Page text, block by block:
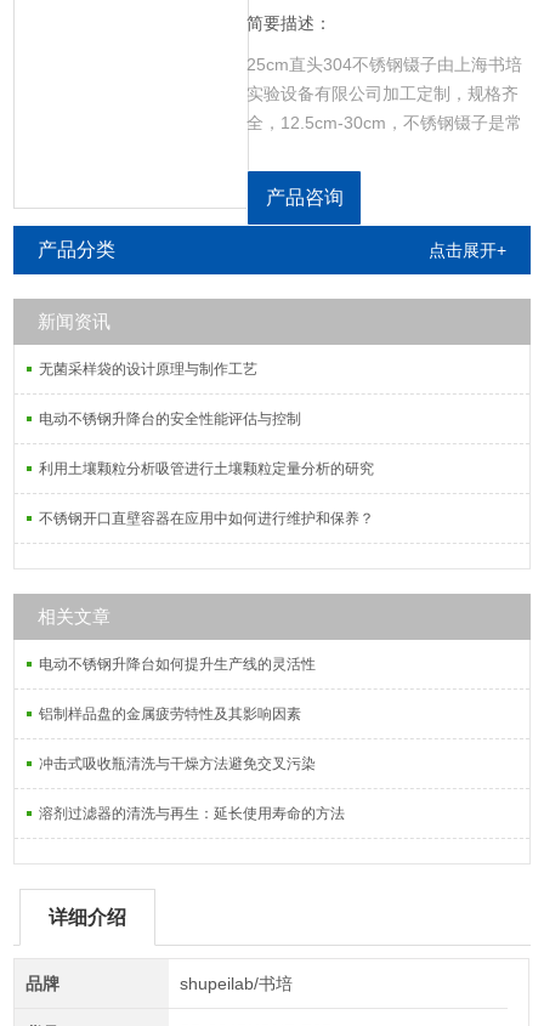
简要描述：
25cm直头304不锈钢镊子由上海书培
实验设备有限公司加工定制，规格齐
全，12.5cm-30cm，不锈钢镊子是常
多*的产品特性，所以在行业中被广泛
产品咨询
产品分类 点击展开+
新闻资讯
无菌采样袋的设计原理与制作工艺
电动不锈钢升降台的安全性能评估与控制
利用土壤颗粒分析吸管进行土壤颗粒定量分析的研究
不锈钢开口直壁容器在应用中如何进行维护和保养？
相关文章
电动不锈钢升降台如何提升生产线的灵活性
铝制样品盘的金属疲劳特性及其影响因素
冲击式吸收瓶清洗与干燥方法避免交叉污染
溶剂过滤器的清洗与再生：延长使用寿命的方法
详细介绍
品牌 shupeilab/书培